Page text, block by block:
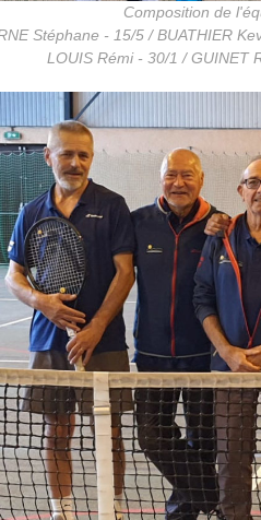
Composition de
Stéphane - 15/5 / BUATHIER
LOUIS Rémi - 30/1 / GUINET